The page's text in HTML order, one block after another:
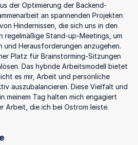
der Optimierung der Backend-
an spannenden Projekten
Hindernissen, die sich uns in den
regelmäßige Stand-up-Meetings, um
und Herausforderungen anzugehen.
Platz für Brainstorming-Sitzungen
Das hybride Arbeitsmodell bietet
es mir, Arbeit und persönliche
auszubalancieren. Diese Vielfalt und
meinem Tag halten mich engagiert
Arbeit, die ich bei Ostrom leiste.